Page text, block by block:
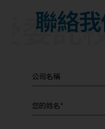
聯絡
校正